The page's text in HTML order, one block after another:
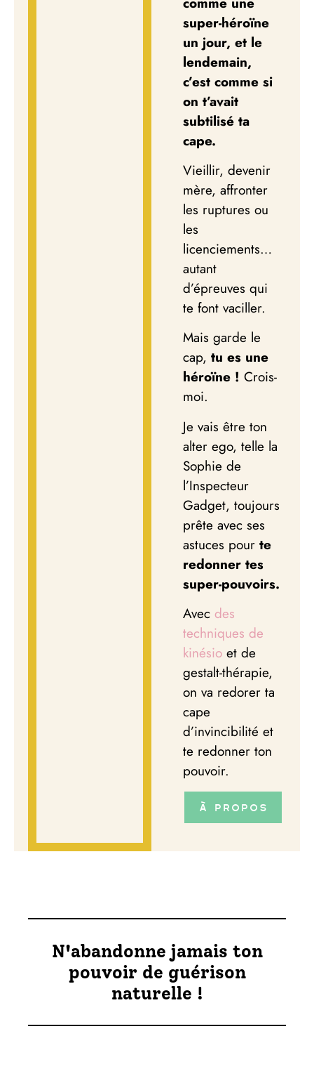
super-héroïne
un jour, et le
lendemain,
c’est comme si
on t’avait
subtilisé ta
cape.
Vieillir, devenir
mère, affronter
les ruptures ou
les
licenciements…
autant
d’épreuves qui
te font vaciller.
Mais garde le
cap,tu es une
héroïne ! Crois-
moi.
Je vais être ton
alter ego, telle la
Sophie de
l’Inspecteur
Gadget, toujours
prête avec ses
astuces pourte
redonner tes
super-pouvoirs.
Avecdes
techniques de
kinésio et de
gestalt-thérapie,
on va redorer ta
cape
d’invincibilité et
te redonner ton
pouvoir.
À propos
N'abandonne jamais ton
pouvoir de guérison
naturelle !